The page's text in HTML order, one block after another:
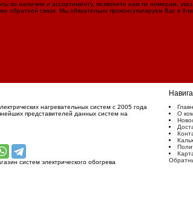
по наличию и ассортименту, позвоните нам по номерам,
обратной связи. Мы обязательно проконсультируем Вас в
нагревательных систем с 2005 года
представителей данных систем на
О